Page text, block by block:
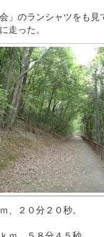
」のランシャツをも見
走った。
、２０分２０秒。